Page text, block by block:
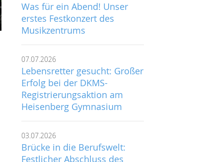
Was für ein Abend! Unser
erstes Festkonzert des
Musikzentrums
07.07.2026
Lebensretter gesucht: Großer
Erfolg bei der DKMS-
Registrierungsaktion am
Heisenberg Gymnasium
03.07.2026
Brücke in die Berufswelt:
Festlicher Abschluss des